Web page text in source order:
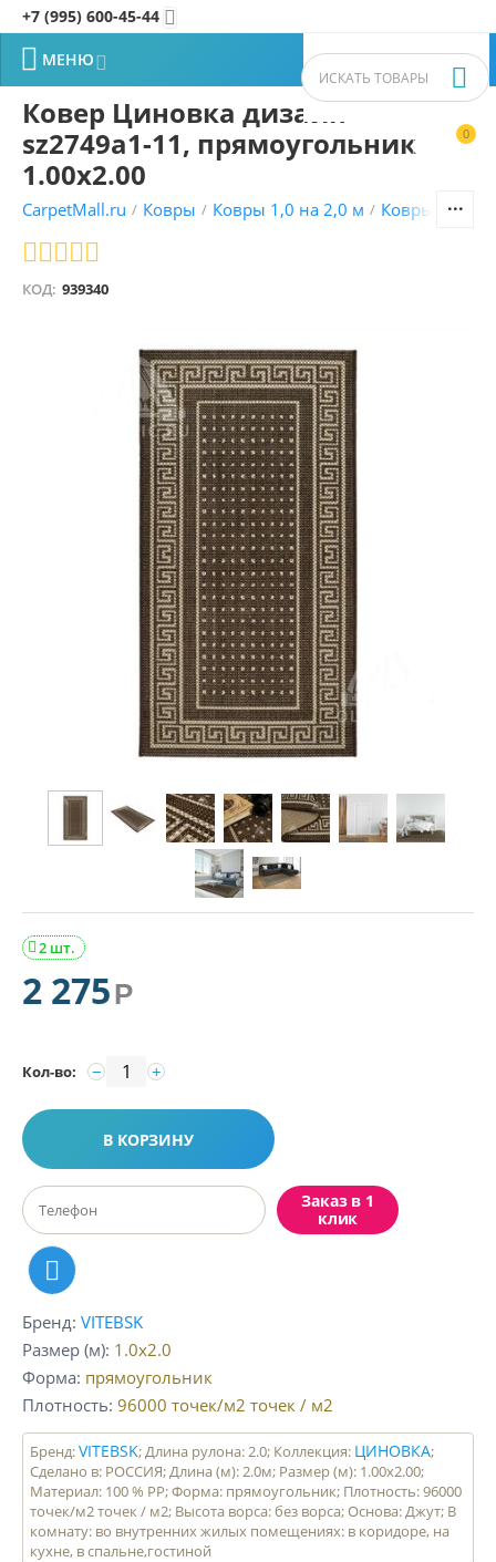
+7 (995) 600-45-44 
0



 МЕНЮ
Ковер Циновка дизайн
sz2749а1-11, прямоугольник
1.00x2.00
CarpetMall.ru / Ковры / Ковры 1,0 на 2,0 м / Ковры
КОД: 939340
2 шт.

2 275Р
Кол-во: +
−
В КОРЗИНУ
Заказ в 1
клик
Бренд VITEBSK
Размер (м) 1.0x2.0
Форма прямоугольник
Плотность 96000 точек/м2 точек / м2
Бренд:VITEBSK; Длина рулона: 2.0; Коллекция: ЦИНОВКА;
Сделано в: РОССИЯ; Длина (м): 2.0м; Размер (м): 1.00x2.00;
Материал: 100 % PP; Форма: прямоугольник; Плотность: 96000
точек/м2 точек / м2; Высота ворса: без ворса; Основа: Джут; В
комнату: во внутренних жилых помещениях: в коридоре, на
кухне, в спальне,гостиной